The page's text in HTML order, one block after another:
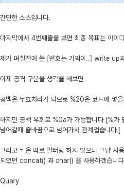
간단한 소스입니다.
마지막에서 4번째줄을 보면 최종 목표는 아이
제가 며칠전에 쓴 [번호는 기억이..] write up
이제 공격 구문을 생각을 해보면
공백은 무효처리가 되므로 %20은 코드에 넣
하지만 공백 우회로 %0a가 가능합니다 [%가
넘어갈때 줄바꿈으로 넘어가서 관계업습니다.]
그리고 = 은 따로 필터링 하지 않으니 그냥
되었던 concat() 과 char() 을 사용하겠습니
Quary